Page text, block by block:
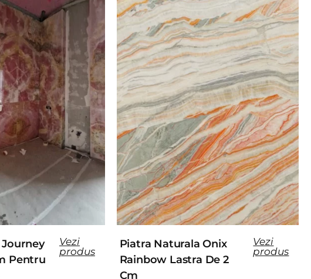
Pentru
Vezi
produs
Piatra Naturala Onix
Rainbow Lastra De 2
Cm
Vezi
produs